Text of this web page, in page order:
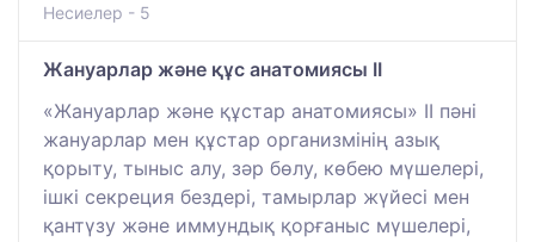
Несиелер - 5
Жануарлар және құс анатомиясы II
«Жануарлар және құстар анатомиясы» II пәні
жануарлар мен құстар организмінің азық
қорыту, тыныс алу, зәр бөлу, көбею мүшелері,
ішкі секреция бездері, тамырлар жүйесі мен
қантүзу және иммундық қорғаныс мүшелері,